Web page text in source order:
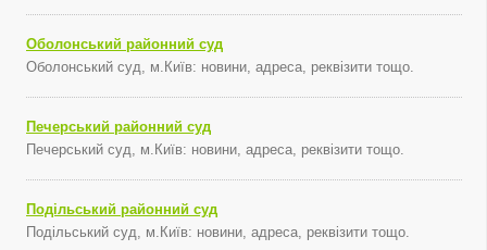
Оболонський районний суд
Оболонський суд, м.Київ: новини, адреса, реквізити тощо.
Печерський районний суд
Печерський суд, м.Київ: новини, адреса, реквізити тощо.
Подільський районний суд
Подільський суд, м.Київ: новини, адреса, реквізити тощо.